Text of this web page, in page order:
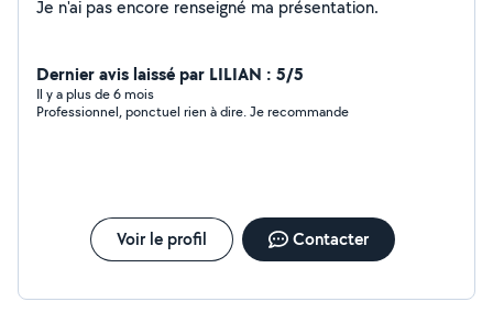
Je n'ai pas encore renseigné ma présentation.
Dernier avis laissé par LILIAN : 5/5
Il y a plus de 6 mois
Professionnel, ponctuel rien à dire. Je recommande
Voir le profil Contacter